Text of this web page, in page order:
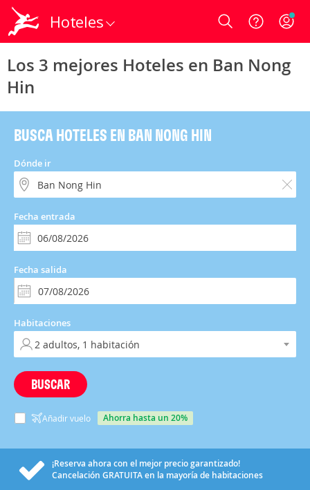
Hoteles Login
Los 3 mejores Hoteles en Ban Nong
Hin
BUSCA HOTELES EN BAN NONG HIN
Dónde ir
Fecha entrada
Fecha salida
Habitaciones
BUSCAR
Añadir vuelo ahorra hasta un 20%
¡Reserva ahora con el mejor precio garantizado!
Cancelación GRATUITAen la mayoría de habitaciones